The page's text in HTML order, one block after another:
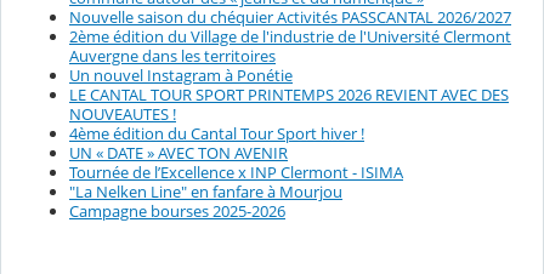
Nouvelle saison du chéquier Activités PASSCANTAL 2026/2027
2ème édition du Village de l'industrie de l'Université Clermont
Auvergne dans les territoires
Un nouvel Instagram à Ponétie
LE CANTAL TOUR SPORT PRINTEMPS 2026 REVIENT AVEC DES
NOUVEAUTES !
4ème édition du Cantal Tour Sport hiver !
UN « DATE » AVEC TON AVENIR
Tournée de l’Excellence x INP Clermont - ISIMA
"La Nelken Line" en fanfare à Mourjou
Campagne bourses 2025-2026